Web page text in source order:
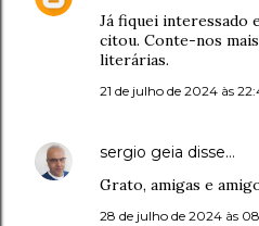
Já fiquei interessado
citou. Conte-nos
literárias.
21 de julho de 2024 às
sergio geia disse…
Grato, amigas e
28 de julho de 2024 às